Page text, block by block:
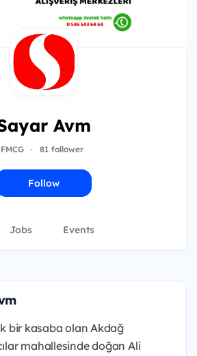
Avm
FMCG · 81 follower
Follow
Jobs Events
bir kasaba olan Akdağ
mahallesinde doğan Ali